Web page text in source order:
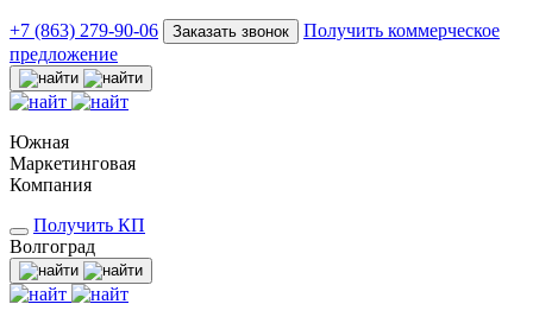
+7 (863) 279-90-06 Заказать звонок
Получить коммерческое
предложение
Южная
Маркетинговая
Компания
Получить КП
Волгоград